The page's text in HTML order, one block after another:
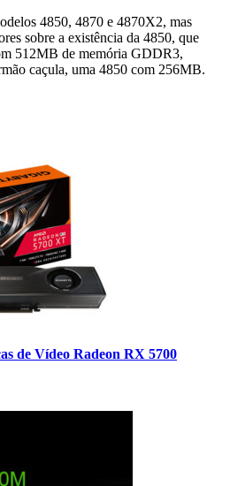
4850, 4870 e 4870X2, mas
sobre a existência da 4850, que
512MB de memória GDDR3,
caçula, uma 4850 com 256MB.
de Vídeo Radeon RX 5700